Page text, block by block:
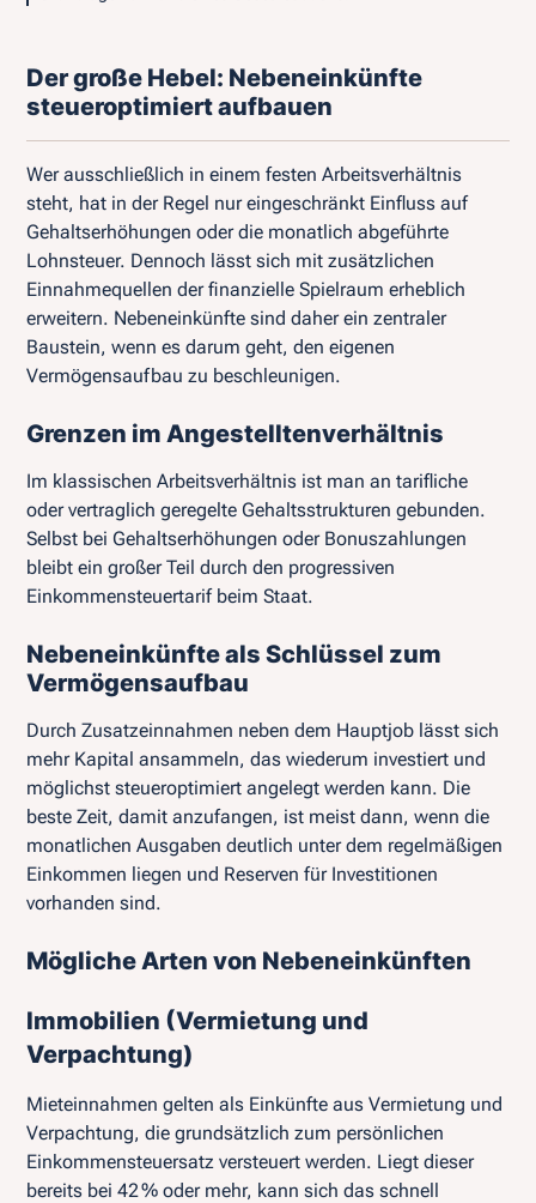
Der große Hebel: Nebeneinkünfte
steueroptimiert aufbauen
Wer ausschließlich in einem festen Arbeitsverhältnis
steht, hat in der Regel nur eingeschränkt Einfluss auf
Gehaltserhöhungen oder die monatlich abgeführte
Lohnsteuer. Dennoch lässt sich mit zusätzlichen
Einnahmequellen der finanzielle Spielraum erheblich
erweitern. Nebeneinkünfte sind daher ein zentraler
Baustein, wenn es darum geht, den eigenen
Vermögensaufbau zu beschleunigen.
Grenzen im Angestelltenverhältnis
Im klassischen Arbeitsverhältnis ist man an tarifliche
oder vertraglich geregelte Gehaltsstrukturen gebunden.
Selbst bei Gehaltserhöhungen oder Bonuszahlungen
bleibt ein großer Teil durch den progressiven
Einkommensteuertarif beim Staat.
Nebeneinkünfte als Schlüssel zum
Vermögensaufbau
Durch Zusatzeinnahmen neben dem Hauptjob lässt sich
mehr Kapital ansammeln, das wiederum investiert und
möglichst steueroptimiert angelegt werden kann. Die
beste Zeit, damit anzufangen, ist meist dann, wenn die
monatlichen Ausgaben deutlich unter dem regelmäßigen
Einkommen liegen und Reserven für Investitionen
vorhanden sind.
Mögliche Arten von Nebeneinkünften
Immobilien (Vermietung und
Verpachtung)
Mieteinnahmen gelten als Einkünfte aus Vermietung und
Verpachtung, die grundsätzlich zum persönlichen
Einkommensteuersatz versteuert werden. Liegt dieser
bereits bei 42 % oder mehr, kann sich das schnell